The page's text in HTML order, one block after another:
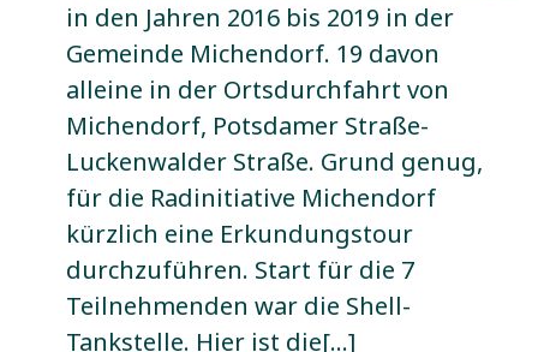
in den Jahren 2016 bis 2019 in der
Gemeinde Michendorf. 19 davon
alleine in der Ortsdurchfahrt von
Michendorf, Potsdamer Straße-
Luckenwalder Straße. Grund genug,
für die Radinitiative Michendorf
kürzlich eine Erkundungstour
durchzuführen. Start für die 7
Teilnehmenden war die Shell-
Tankstelle. Hier ist die[…]